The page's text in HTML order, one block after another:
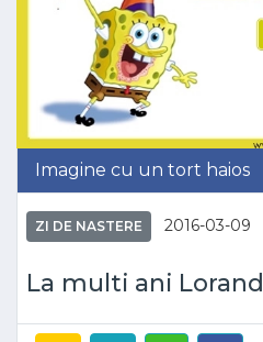
Imagine cu un tort haios
ZI DE NASTERE 2016-03-09
La multi ani Lorand